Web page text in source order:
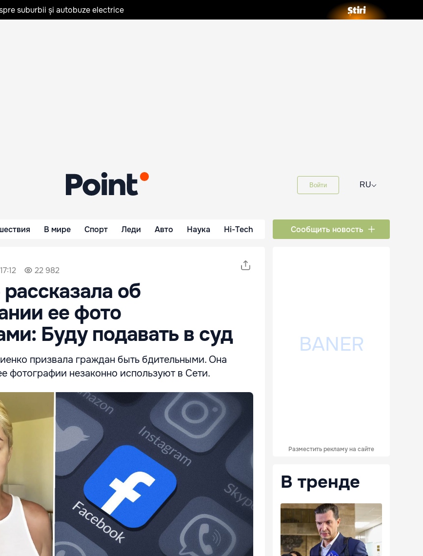
suburbii și autobuze electrice
Войти RU⌵
В мире Спорт Леди Авто Наука Hi-Tech Сообщить новость
22 982
об
ее фото
Буду подавать в суд
призвала граждан быть бдительными. Она
фотографии незаконно используют в Сети.
Разместить рекламу на сайте
В тренде